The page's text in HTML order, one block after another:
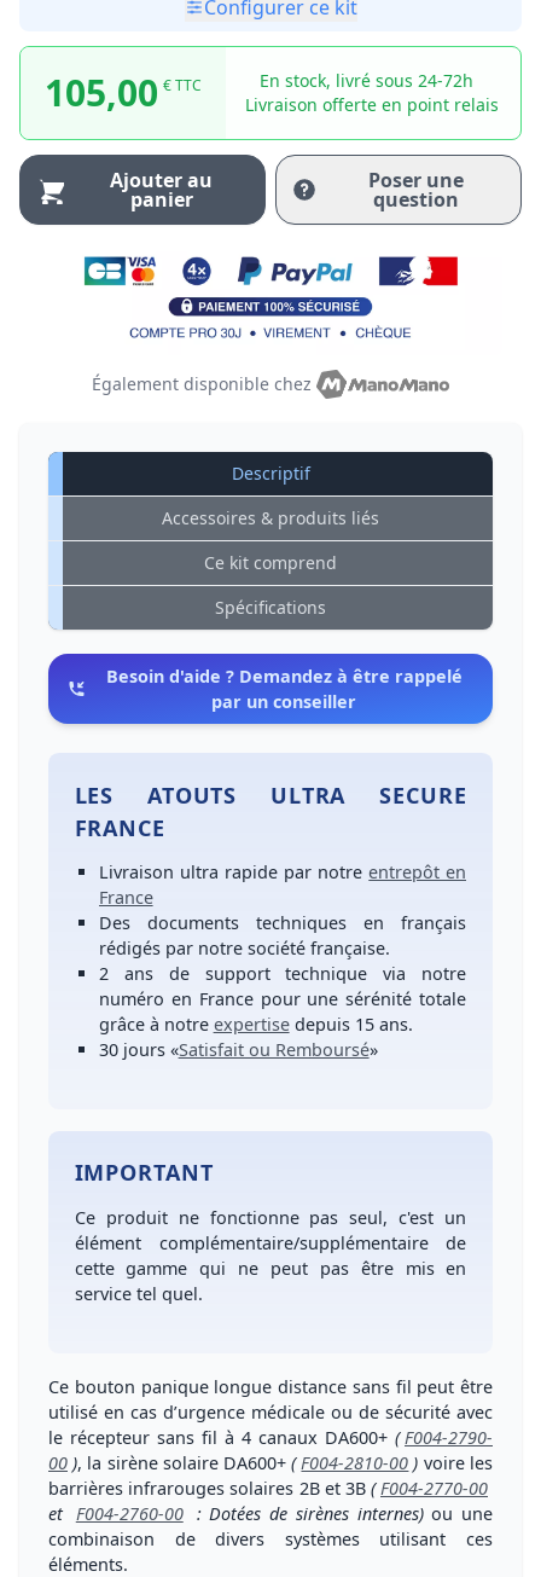
Configurer ce kit
105,00 € TTC
En stock, livré sous 24-72h
Livraison offerte en point relais
Ajouter au
panier
Poser une
question
Également disponible chez
Descriptif
Accessoires & produits liés
Ce kit comprend
Spécifications
Besoin d'aide ? Demandez à être rappelé
par un conseiller
LES ATOUTS ULTRA SECURE
FRANCE
Livraison ultra rapidepar notreentrepôt en
France
Des documents techniques en français
rédigés par notre société française.
2 ans de support technique via notre
numéro en Francepour unesérénité totale
grâce à notre expertisedepuis 15 ans.
30 jours «Satisfait ou Remboursé»
IMPORTANT
Ce produit ne fonctionne pas seul, c'est un
élément complémentaire/supplémentaire de
cette gamme qui ne peut pas être mis en
service tel quel.
Ce bouton panique longue distance sans fil peut être
utilisé en cas d’urgence médicale ou de sécurité avec
le récepteur sans fil à 4 canaux DA600+ ( F004-2790-
00 ), la sirène solaire DA600+ ( F004-2810-00 ) voire les
barrières infrarouges solaires 2B et 3B ( F004-2770-00
et F004-2760-00 : Dotées de sirènes internes)ou une
combinaison de divers systèmes utilisant ces
éléments.